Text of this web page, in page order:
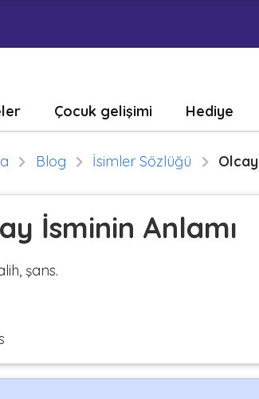
Çocuk gelişimi Hediye
Blog İsimler Sözlüğü Olcay
İsminin Anlamı
şans.